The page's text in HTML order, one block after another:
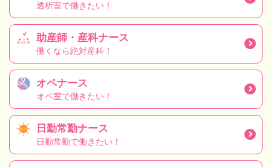
透析室で働きたい！
助産師・産科ナース
働くなら絶対産科！
オペナース
オペ室で働きたい！
日勤常勤ナース
日勤常勤で働きたい！